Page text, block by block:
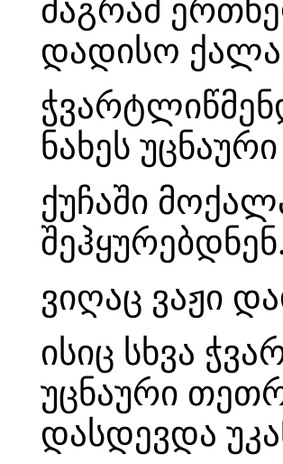
მაგრამ
დადისო
ნახეს
ქუჩაში
ვიღაც ვაჟი
ისიც სხვა
უცნაური
დასდევდა